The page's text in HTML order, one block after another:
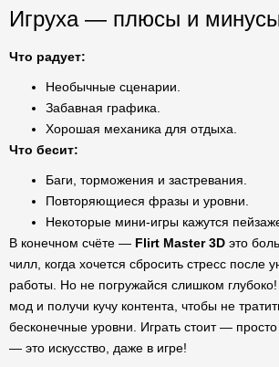
Игруха — плюсы и
Что радует:
Необычные сценарии.
Забавная графика.
Хорошая механика для отдыха.
Что бесит:
Баги, торможения и застревания.
Повторяющиеся фразы и уровни.
Некоторые мини-игры кажутся
В конечном счёте — Flirt Master 3D это
чилл, когда хочется сбросить стресс после
работы. Но не погружайся слишком
мод и получи кучу контента, чтобы не
бесконечные уровни. Играть стоит —
— это искусство, даже в игре!